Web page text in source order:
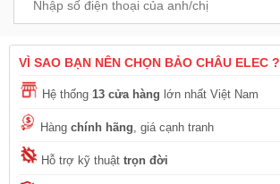
VÌ SAO BẠN NÊN CHỌN BẢO CHÂU ELEC ?
Hệ thống 13 cửa hàng lớn nhất Việt Nam
Hàng chính hãng, giá cạnh tranh
Hỗ trợ kỹ thuật trọn đời